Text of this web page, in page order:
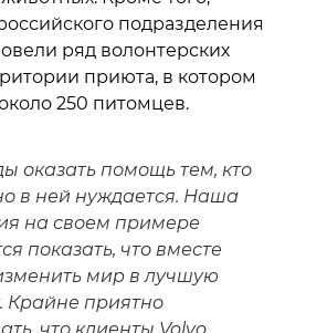
подразделения
ряд волонтерских
приюта, в котором
250 питомцев.
оказать помощь тем, кто
в ней нуждается. Наша
на своем примере
показать, что вместе
мир в лучшую
Крайне приятно